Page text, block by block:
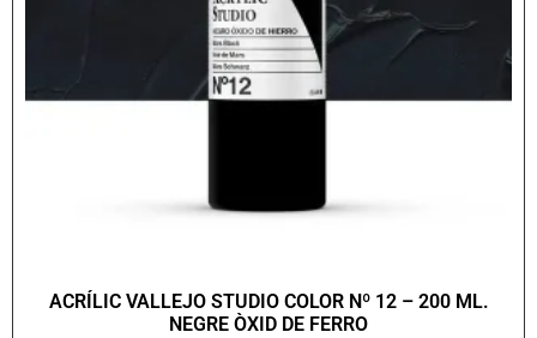
ACRÍLIC VALLEJO STUDIO COLOR Nº 12 – 200 ML.
NEGRE ÒXID DE FERRO